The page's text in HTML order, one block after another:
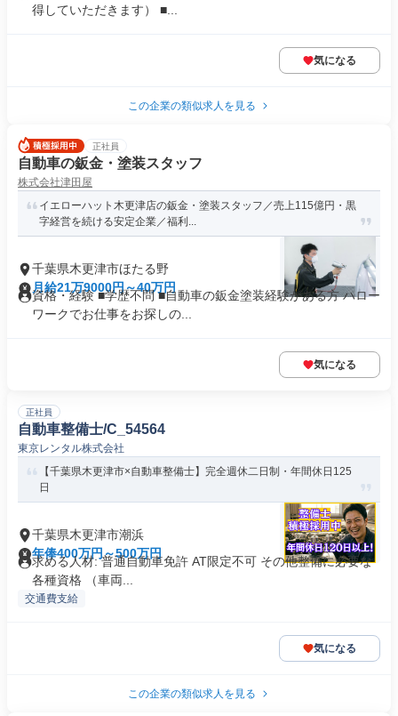
得していただきます） ■...
気になる
この企業の類似求人を見る
正社員
自動車の鈑金・塗装スタッフ
株式会社津田屋
イエローハット木更津店の鈑金・塗装スタッフ／売上115億円・黒
字経営を続ける安定企業／福利...
千葉県木更津市ほたる野
月給21万9000円～40万円
資格・経験 ■学歴不問 ■自動車の鈑金塗装経験がある方 ハロー
ワークでお仕事をお探しの...
気になる
正社員
自動車整備士/C_54564
東京レンタル株式会社
【千葉県木更津市×自動車整備士】完全週休二日制・年間休日125
日
千葉県木更津市潮浜
年俸400万円～500万円
求める人材: 普通自動車免許 AT限定不可 その他整備に必要な
各種資格 （車両...
交通費支給
気になる
この企業の類似求人を見る